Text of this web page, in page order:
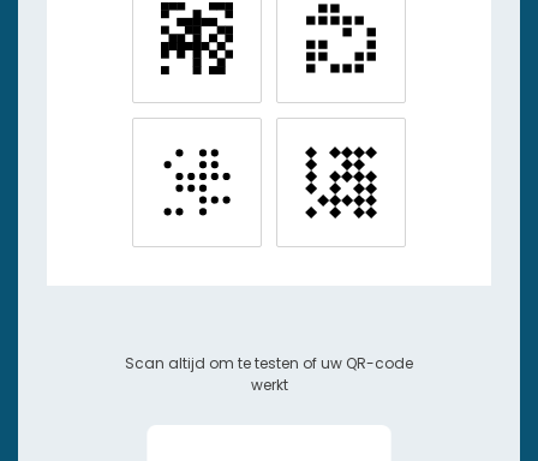
Scan altijd om te testen of uw QR-code
werkt